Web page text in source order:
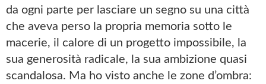
da ogni parte per lasciare un segno su una città
che aveva perso la propria memoria sotto le
macerie, il calore di un progetto impossibile, la
sua generosità radicale, la sua ambizione quasi
scandalosa. Ma ho visto anche le zone d’ombra: